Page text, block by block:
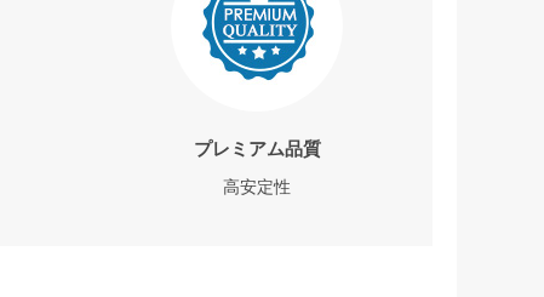
プレミアム品質
高安定性